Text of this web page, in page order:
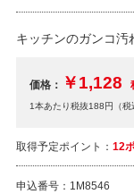
キッチンのガンコ汚
価格： ￥1,128
1本あたり税抜188円（税
取得予定ポイント： 12
申込番号： 1M8546